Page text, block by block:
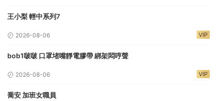
王小梨 輕中系列7
2026-08-06 VIP
bob1啵啵 口罩堵嘴靜電膠帶 綁架悶哼聲
2026-08-06 VIP
喬安 加班女職員